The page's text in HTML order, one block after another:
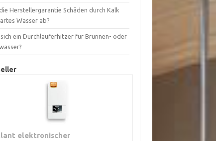
Herstellergarantie Schäden durch Kalk
Wasser ab?
sich ein Durchlauferhitzer für Brunnen- oder
elektronischer